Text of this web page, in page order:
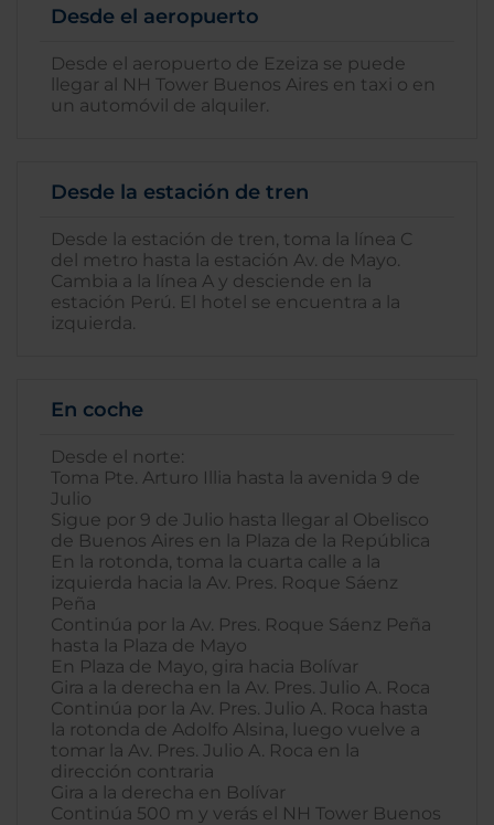
Desde el aeropuerto
Desde el aeropuerto de Ezeiza se puede
llegar al NH Tower Buenos Aires en taxi o en
un automóvil de alquiler.
Desde la estación de tren
Desde la estación de tren, toma la línea C
del metro hasta la estación Av. de Mayo.
Cambia a la línea A y desciende en la
estación Perú. El hotel se encuentra a la
izquierda.
En coche
Desde el norte:
Toma Pte. Arturo Illia hasta la avenida 9 de
Julio
Sigue por 9 de Julio hasta llegar al Obelisco
de Buenos Aires en la Plaza de la República
En la rotonda, toma la cuarta calle a la
izquierda hacia la Av. Pres. Roque Sáenz
Peña
Continúa por la Av. Pres. Roque Sáenz Peña
hasta la Plaza de Mayo
En Plaza de Mayo, gira hacia Bolívar
Gira a la derecha en la Av. Pres. Julio A. Roca
Continúa por la Av. Pres. Julio A. Roca hasta
la rotonda de Adolfo Alsina, luego vuelve a
tomar la Av. Pres. Julio A. Roca en la
dirección contraria
Gira a la derecha en Bolívar
Continúa 500 m y verás el NH Tower Buenos